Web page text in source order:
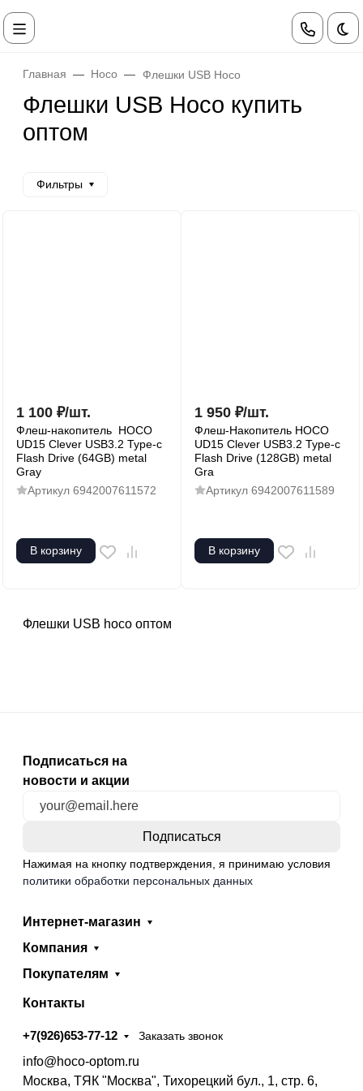
Главная Hoco Флешки USB Hoco
Флешки USB Hoco купить
оптом
Фильтры
1 100 ₽/шт.
Флеш-накопитель HOCO
UD15 Clever USB3.2 Type-c
Flash Drive (64GB) metal
Gray
Артикул 6942007611572
В корзину
1 950 ₽/шт.
Флеш-Накопитель HOCO
UD15 Clever USB3.2 Type-c
Flash Drive (128GB) metal
Gra
Артикул 6942007611589
В корзину
Флешки USB hoco оптом
Подписаться на
новости и акции
Нажимая на кнопку подтверждения, я принимаю условия
политики обработки персональных данных
Интернет-магазин
Компания
Покупателям
Контакты
+7(926)653-77-12 Заказать звонок
info@hoco-optom.ru
Москва, ТЯК "Москва", Тихорецкий бул., 1, стр. 6,